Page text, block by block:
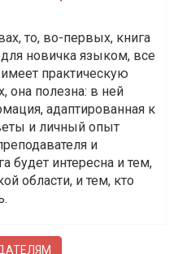
то, во-первых, книга
новичка языком, все
практическую
она полезна: в ней
адаптированная к
и личный опыт
и
будет интересна и тем,
области, и тем, кто